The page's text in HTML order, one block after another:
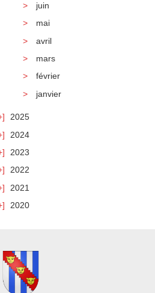
juin
mai
avril
mars
février
janvier
2025
2024
2023
2022
2021
2020